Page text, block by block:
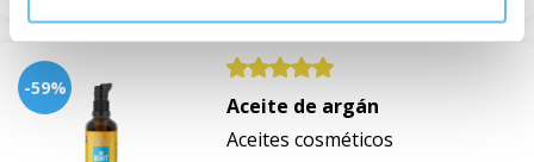
-59%
Aceite de argán
Aceites cosméticos